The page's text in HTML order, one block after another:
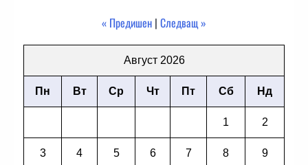
« Предишен | Следващ »
Август 2026
Пн Вт Ср Чт Пт Сб Нд
1 2
3 4 5 6 7 8 9